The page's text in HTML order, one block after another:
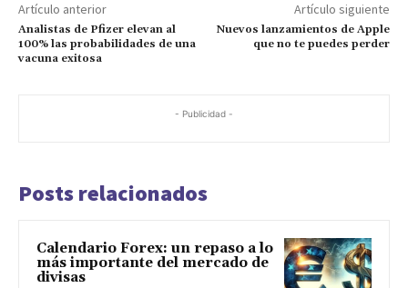
Artículo anterior
Analistas de Pfizer elevan al
100% las probabilidades de una
vacuna exitosa
Artículo siguiente
Nuevos lanzamientos de Apple
que no te puedes perder
- Publicidad -
Posts relacionados
Calendario Forex: un repaso a lo
más importante del mercado de
divisas